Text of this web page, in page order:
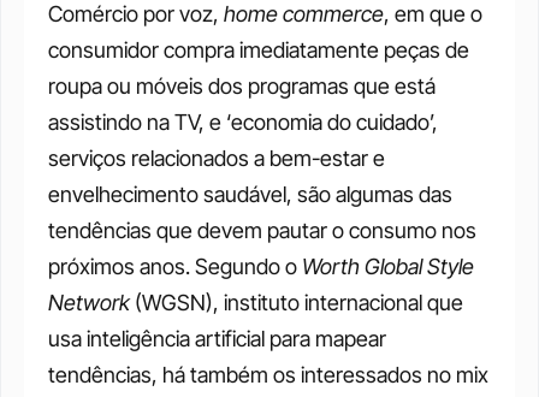
Comércio por voz, home commerce, em que o
consumidor compra imediatamente peças de
roupa ou móveis dos programas que está
assistindo na TV, e ‘economia do cuidado’,
serviços relacionados a bem-estar e
envelhecimento saudável, são algumas das
tendências que devem pautar o consumo nos
próximos anos. Segundo o Worth Global Style
Network (WGSN), instituto internacional que
usa inteligência artificial para mapear
tendências, há também os interessados no mix